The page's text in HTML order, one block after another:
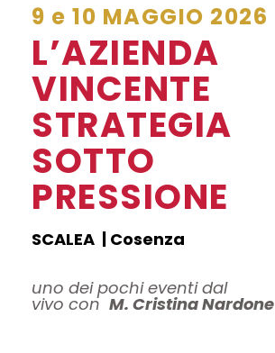
9 e 10 MAGGIO 2026
L’AZIENDA
VINCENTE
STRATEGIA
SOTTO
PRESSIONE
SCALEA | Cosenza
uno dei pochi eventi dal
vivo con M. Cristina Nardone